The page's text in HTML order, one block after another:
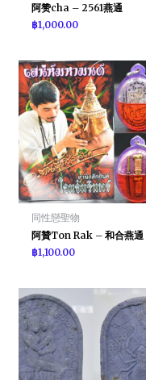
阿赞cha – 2561燕通
฿1,000.00
同性戀聖物
阿贊Ton Rak – 和合燕通
฿1,100.00